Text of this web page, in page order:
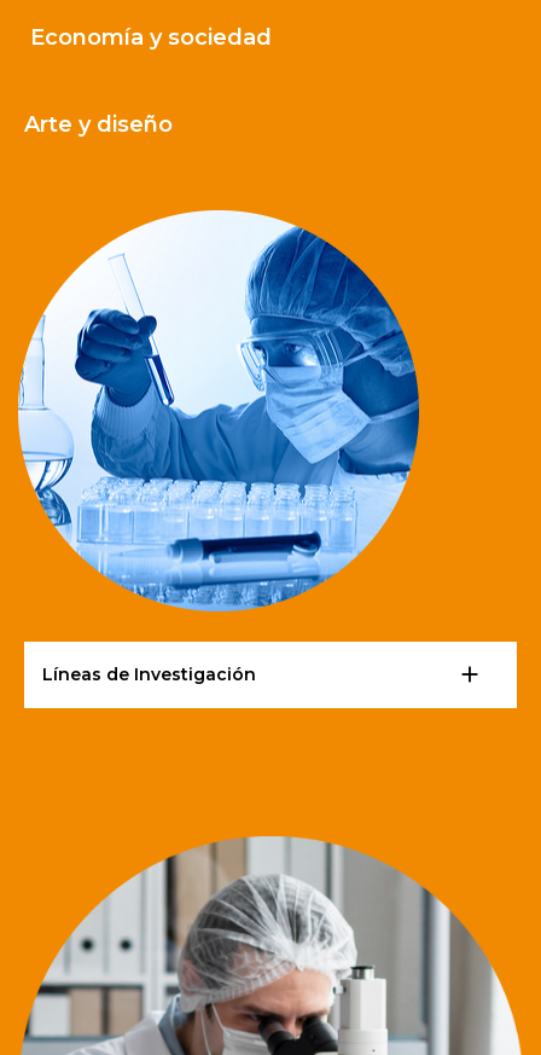
Economía y sociedad
Arte y diseño
Líneas de Investigación add